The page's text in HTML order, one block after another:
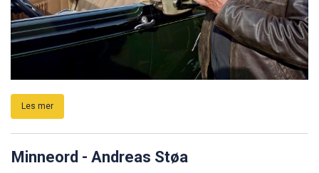
Les mer
Minneord - Andreas Støa